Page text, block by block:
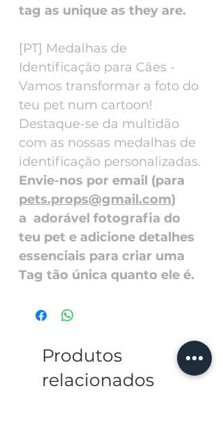
tag as unique as they are.
[PT] Medalhas de
Identificação para Cães -
Vamos transformar a foto do
teu pet num cartoon!
Destaque-se da multidão
com as nossas medalhas de
identificação personalizadas.
Envie-nos por email (para
pets.props@gmail.com)
a adorável fotografia do
teu pet e adicione detalhes
essenciais para criar uma
Tag tão única quanto ele é.
Produtos
relacionados